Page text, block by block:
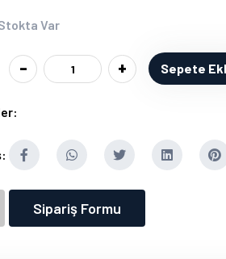
Var
- + Sepete
Sipariş Formu